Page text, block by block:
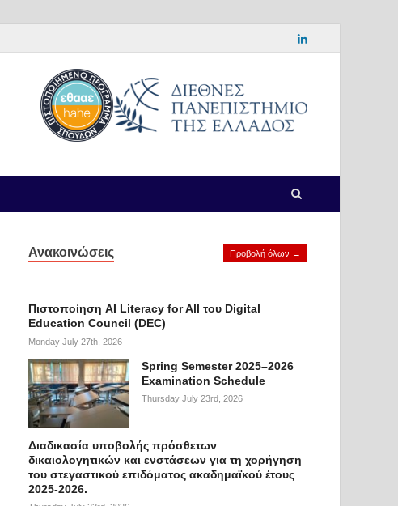
Ανακοινώσεις Προβολή όλων →
Πιστοποίηση AI Literacy for All του Digital
Education Council (DEC)
Monday July 27th, 2026
Spring Semester 2025–2026
Examination Schedule
Thursday July 23rd, 2026
Διαδικασία υποβολής πρόσθετων
δικαιολογητικών και ενστάσεων για τη χορήγηση
του στεγαστικού επιδόματος ακαδημαϊκού έτους
2025-2026.